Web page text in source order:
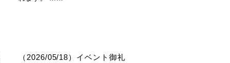
（2026/05/18）イベント御礼